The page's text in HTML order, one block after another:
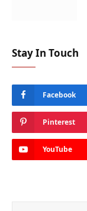
Stay In Touch
Facebook
Pinterest
YouTube